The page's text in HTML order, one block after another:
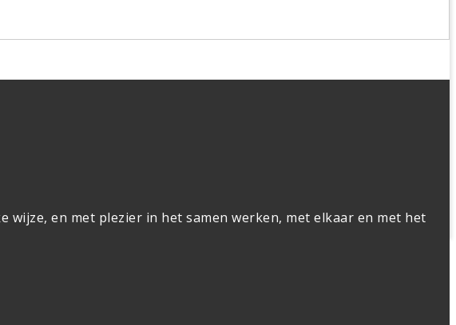
en met plezier in het samen werken, met elkaar en met het